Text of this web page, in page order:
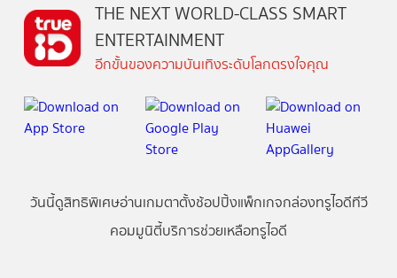
THE NEXT WORLD-CLASS SMART
ENTERTAINMENT
อีกขั้นของความบันเทิงระดับโลกตรงใจคุณ
วันนี้ดูสิทธิพิเศษอ่านเกมตาตั้งช้อปปิ้งแพ็กเกจกล่องทรูไอดีทีวี
คอมมูนิตี้บริการช่วยเหลือทรูไอดี